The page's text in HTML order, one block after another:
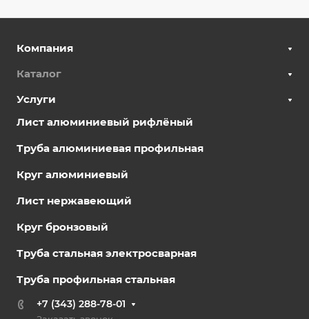
Компания
Каталог
Услуги
Лист алюминиевый рифлёный
Труба алюминиевая профильная
Круг алюминиевый
Лист нержавеющий
Круг бронзовый
Труба стальная электросварная
Труба профильная стальная
+7 (343) 288-78-01